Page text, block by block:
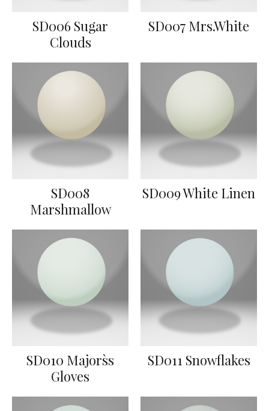
SD006 Sugar
Clouds
SD007 Mrs.White
SD008
Marshmallow
SD009 White Linen
SD010 Majors`s
Gloves
SD011 Snowflakes